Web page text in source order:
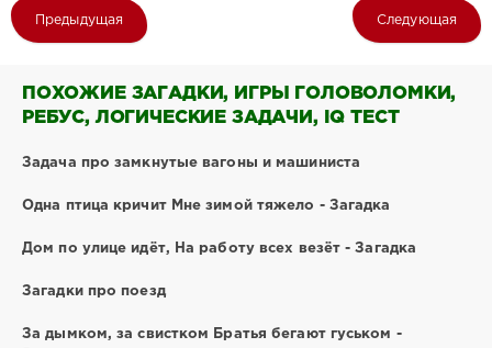
Предыдущая Следующая
ПОХОЖИЕ ЗАГАДКИ, ИГРЫ ГОЛОВОЛОМКИ,
РЕБУС, ЛОГИЧЕСКИЕ ЗАДАЧИ, IQ ТЕСТ
Задача про замкнутые вагоны и машиниста
Одна птица кричит Мне зимой тяжело - Загадка
Дом по улице идёт, На работу всех везёт - Загадка
Загадки про поезд
За дымком, за свистком Братья бегают гуськом -